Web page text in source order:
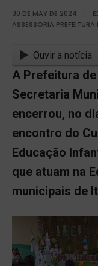
30 DE MAY DE 2024 |
ASSESSORIA
Ouvir a notícia
A Prefeitura
Secretaria
encerrou, no
encontro do
Educação
que atuam na
municipais de